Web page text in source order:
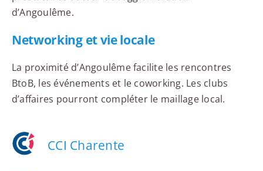
d’Angoulême.
Networking et vie locale
La proximité d’Angoulême facilite les rencontres
BtoB, les événements et le coworking. Les clubs
d’affaires pourront compléter le maillage local.
CCI Charente